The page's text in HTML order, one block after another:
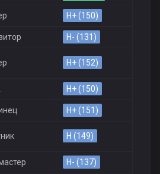
H+ (150)
H- (131)
H+ (152)
H+ (150)
H+ (151)
H (149)
H- (137)